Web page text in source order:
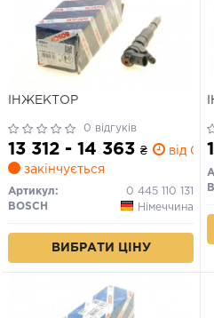
ІНЖЕКТОР
0 відгуків
13 312 - 14 363 ₴
від 0
закінчується
Артикул:
0 445 110 131
BOSCH
Німеччина
ВИБРАТИ ЦІНУ